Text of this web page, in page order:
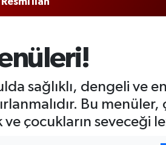
sağlıklı, dengeli ve
Bu menüler,
çocukların seveceği